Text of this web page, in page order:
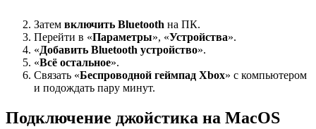
Затем включить Bluetooth на ПК.
Перейти в «Параметры», «Устройства».
«Добавить Bluetooth устройство».
«Всё остальное».
Связать «Беспроводной геймпад Xbox» с компьютером
и подождать пару минут.
Подключение джойстика на MacOS